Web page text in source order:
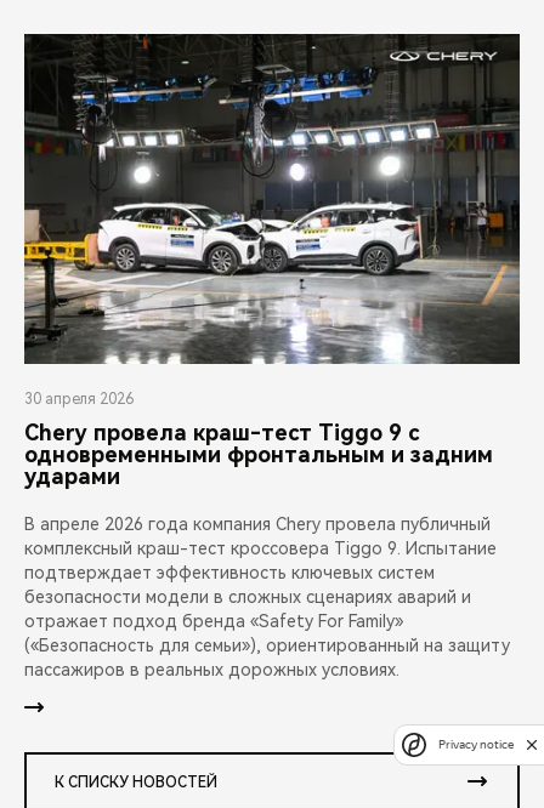
30 апреля 2026
Chery провела краш-тест Tiggo 9 с
одновременными фронтальным и задним
ударами
В апреле 2026 года компания Chery провела публичный
комплексный краш-тест кроссовера Tiggo 9. Испытание
подтверждает эффективность ключевых систем
безопасности модели в сложных сценариях аварий и
отражает подход бренда «Safety For Family»
(«Безопасность для семьи»), ориентированный на защиту
пассажиров в реальных дорожных условиях.
К СПИСКУ НОВОСТЕЙ
Privacy notice